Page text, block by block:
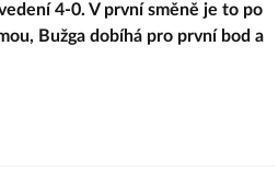
4-0. V první směně je to po
Bužga dobíhá pro první bod a